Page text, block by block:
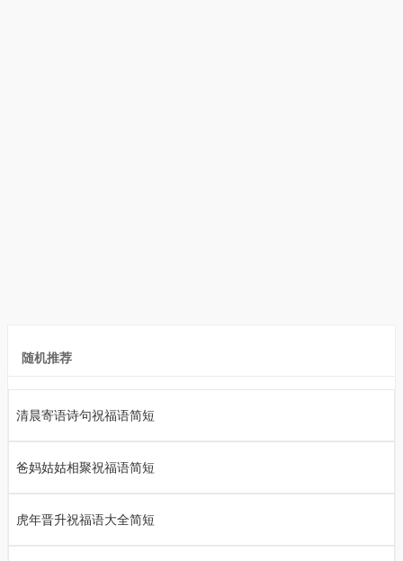
随机推荐
清晨寄语诗句祝福语简短
爸妈姑姑相聚祝福语简短
虎年晋升祝福语大全简短